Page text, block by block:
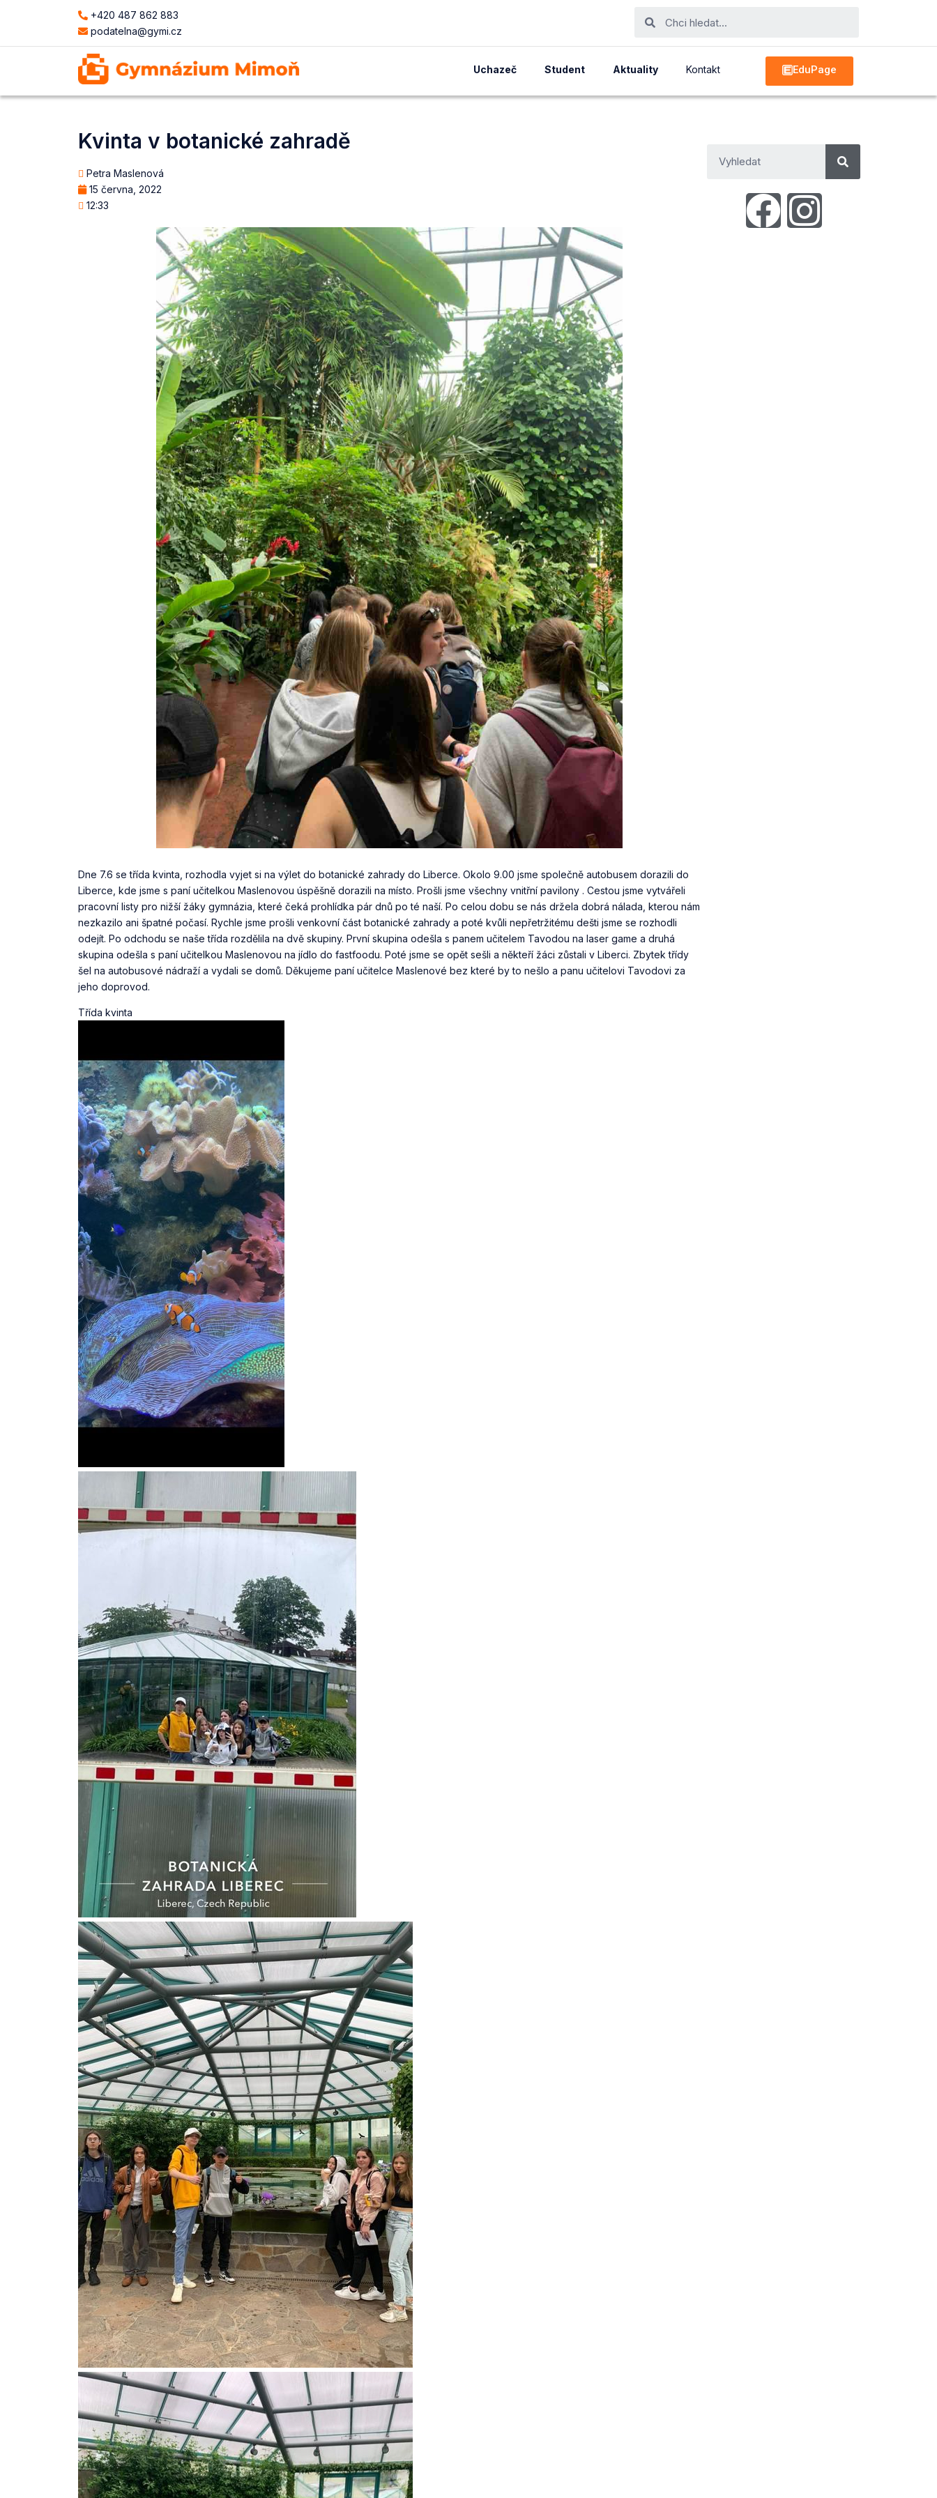
+420 487 862 883
podatelna@gymi.cz
Uchazeč Student Aktuality Kontakt EduPage
Kvinta v botanické zahradě
Petra Maslenová
15 června, 2022
12:33
Dne 7.6 se třída kvinta, rozhodla vyjet si na výlet do botanické zahrady do Liberce. Okolo 9.00 jsme společně autobusem dorazili do
Liberce, kde jsme s paní učitelkou Maslenovou úspěšně dorazili na místo. Prošli jsme všechny vnitřní pavilony . Cestou jsme vytvářeli
pracovní listy pro nižší žáky gymnázia, které čeká prohlídka pár dnů po té naší. Po celou dobu se nás držela dobrá nálada, kterou nám
nezkazilo ani špatné počasí. Rychle jsme prošli venkovní část botanické zahrady a poté kvůli nepřetržitému dešti jsme se rozhodli
odejít. Po odchodu se naše třída rozdělila na dvě skupiny. První skupina odešla s panem učitelem Tavodou na laser game a druhá
skupina odešla s paní učitelkou Maslenovou na jídlo do fastfoodu. Poté jsme se opět sešli a někteří žáci zůstali v Liberci. Zbytek třídy
šel na autobusové nádraží a vydali se domů. Děkujeme paní učitelce Maslenové bez které by to nešlo a panu učitelovi Tavodovi za
jeho doprovod.
Třída kvinta